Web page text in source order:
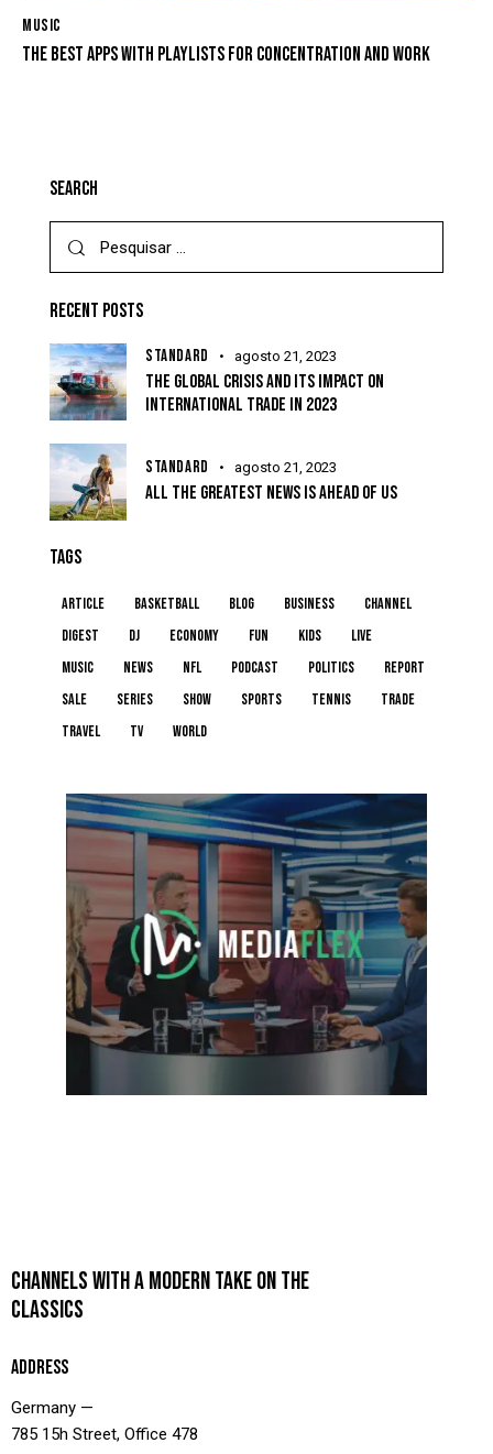
MUSIC
THE BEST APPS WITH PLAYLISTS FOR CONCENTRATION AND WORK
SEARCH
RECENT POSTS
STANDARD agosto 21, 2023
THE GLOBAL CRISIS AND ITS IMPACT ON
INTERNATIONAL TRADE IN 2023
STANDARD agosto 21, 2023
ALL THE GREATEST NEWS IS AHEAD OF US
TAGS
article basketball blog business
channel
digest
dj economy fun kids
live
music
news NFL podcast politics
report
sale
series show sports tennis
trade
travel
tv world
CHANNELS WITH A MODERN TAKE ON THE
CLASSICS
ADDRESS
Germany —
785 15h Street, Office 478